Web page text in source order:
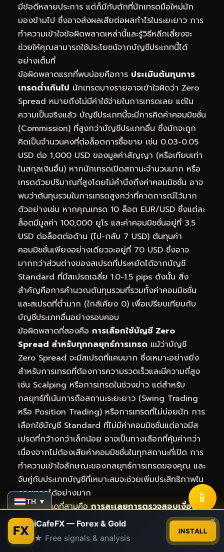
มีข้อดีหลายประการ แต่ก็มีกับดักที่นักเทรดมือใหม่มัก
มองข้ามไป ซึ่งอาจส่งผลเสียต่อผลกำไรในระยะยาว การ
ทำความเข้าใจข้อผิดพลาดเหล่านี้และรู้วิธีหลีกเลี่ยงจะ
ช่วยให้คุณสามารถใช้ประโยชน์จากบัญชีประเภทนี้ได้
อย่างเต็มที่
ข้อผิดพลาดแรกที่พบบ่อยคือการ ประเมินต้นทุนการ
เทรดต่ำเกินไป นักเทรดบางรายอาจเข้าใจผิดว่า Zero
Spread หมายถึงไม่มีค่าใช้จ่ายในการเทรดเลย แต่ใน
ความเป็นจริงแล้ว บัญชีประเภทนี้จะมีการคิดค่าคอมมิชชั่น
(Commission) ที่สูงกว่าบัญชีประเภทอื่น ซึ่งมักจะถูก
คิดเป็นจำนวนคงที่ต่อล็อตการซื้อขาย เช่น 0.03-0.05
USD ต่อ 1,000 USD ของมูลค่าสัญญา (หรือเทียบเท่า
ในสกุลเงินอื่น) หากนักเทรดเปิดสถานะจำนวนมาก หรือ
เทรดด้วยปริมาณที่สูงโดยไม่คำนึงถึงค่าคอมมิชชั่น อาจ
พบว่าต้นทุนรวมในการเทรดสูงกว่าที่คาดการณ์ไว้มาก
ตัวอย่างเช่น หากคุณเทรด 10 ล็อต EUR/USD ซึ่งแต่ละ
ล็อตมีมูลค่า 100,000 ยูโร และค่าคอมมิชชั่นอยู่ที่ 3.5
USD ต่อล็อตต่อด้าน (ไป-กลับ 7 USD) ต้นทุนค่า
คอมมิชชั่นเพียงอย่างเดียวจะอยู่ที่ 70 USD ซึ่งอาจ
มากกว่าส่วนต่างของสเปรดที่ประหยัดได้จากบัญชี
Standard ที่มีสเปรดเฉลี่ย 1.0-1.5 pips ดังนั้น สิ่ง
สำคัญคือการคำนวณต้นทุนรวมที่รวมทั้งค่าคอมมิชชั่น
และสเปรดที่ต่ำมาก (ใกล้เคียง 0) เพื่อเปรียบเทียบกับ
บัญชีประเภทอื่นอย่างรอบคอบ
ข้อผิดพลาดที่สองคือ การเลือกใช้บัญชี Zero
Spread สำหรับทุกกลยุทธ์การเทรด แม้ว่าบัญชี
Zero Spread จะมีสเปรดที่แคบมาก ซึ่งเหมาะอย่างยิ่ง
สำหรับการเทรดที่ต้องการความรวดเร็วและมีความถี่สูง
เช่น Scalping หรือการเทรดในช่วงข่าว แต่สำหรับ
กลยุทธ์ที่เน้นการถือสถานะระยะยาว (Swing Trading
หรือ Position Trading) หรือการเทรดที่ไม่บ่อยนัก การ
เลือกใช้บัญชี Standard ที่ไม่มีค่าคอมมิชชั่นแต่อาจมีส
เปรดที่กว้างกว่าเล็กน้อย อาจเป็นทางเลือกที่คุ้มค่ากว่า
เนื่องจากไม่ต้องเสียค่าคอมมิชชั่นในทุกสถานะที่เปิด การ
ทำความเข้าใจลักษณะของกลยุทธ์การเทรดของคุณ และ
จับคู่กับประเภทบัญชีที่เหมาะสมจะช่วยเพิ่มประสิทธิภาพใน
การเทรดได้อย่างมาก
ข้อผิดพลาดที่สามคือการละเลยการตรวจสอบเงื่อนไข
การเปลี่ยนแปลงค่าคอมมิชชั่นและสเปรด ตลาดการ
เงินมีการเปลี่ยนแปลงอยู่เสมอ โบรกเกอร์อาจปรับปรุง
โครงสร้างค่าธรรมเนียม หรือเงื่อนไขการเทรดของบัญชี
TH ▼ 📱
FX iCafeFX — Forex & Gold
★ Free signals & analysis
INSTALL
×
Contact us
Open